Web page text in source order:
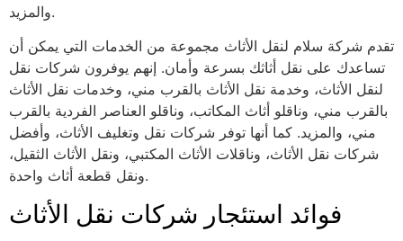
والمزيد.
تقدم شركة سلام لنقل الأثاث مجموعة من الخدمات التي يمكن أن
تساعدك على نقل أثاثك بسرعة وأمان. إنهم يوفرون شركات نقل
لنقل الأثاث، وخدمة نقل الأثاث بالقرب مني، وخدمات نقل الأثاث
بالقرب مني، وناقلو أثاث المكاتب، وناقلو العناصر الفردية بالقرب
مني، والمزيد. كما أنها توفر شركات نقل وتغليف الأثاث، وأفضل
شركات نقل الأثاث، وناقلات الأثاث المكتبي، ونقل الأثاث الثقيل،
ونقل قطعة أثاث واحدة.
فوائد استئجار شركات نقل الأثاث